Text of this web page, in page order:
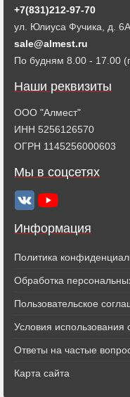
Информация
Политика
Обработка
Пользовательское
Условия использования
Ответы на частые
Карта сайта
+7(831)212-97-70
ул. Юлиуса Фучика, д. 6А
sale@almest.ru
По будням 8.00 - 17.00
Наши реквизиты
ООО "Алмест"
ИНН 5256126570
ОГРН 1145256000603
Мы в соцсетях